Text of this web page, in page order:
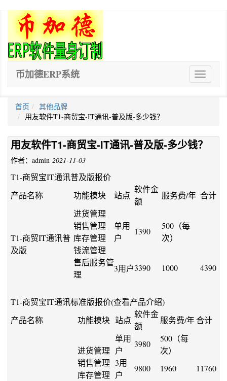
ERP
软
币加德ERP系统
首页
其他品牌
用友软件T1-商贸宝-IT通讯-普及版-多少钱？
用友软件T1-商贸宝-IT通讯-普及版-多少钱？
作者：admin 2021-11-03
T1-商贸宝IT通讯普及版报价
产品名称
功能模块 站点
软件金
额
服务费/年 合计
T1-商贸IT通讯普
及版
进货管理
销售管理
库存管理
钱流管理
售后服务管
理
单用
户
1390
500（每
次）
3用户3390 1000 4390
T1-商贸宝IT通讯标准版报价(查看产品介绍)
产品名称
功能模块 站点
软件金
额
服务费/年合计
进货管理
销售管理
库存管理
单用
户
3980
500（每
次）
3用
户
9800 1960
11760